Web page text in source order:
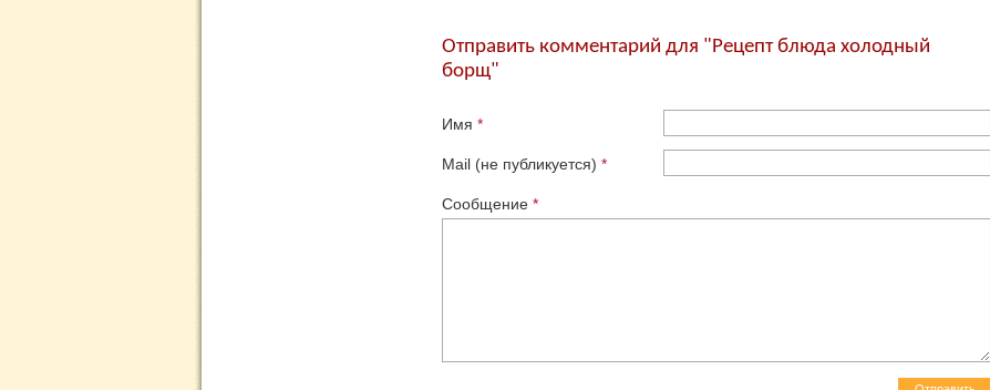
Отправить комментарий для "Рецепт блюда холодный
борщ"
Имя *
Mail (не публикуется) *
Сообщение *